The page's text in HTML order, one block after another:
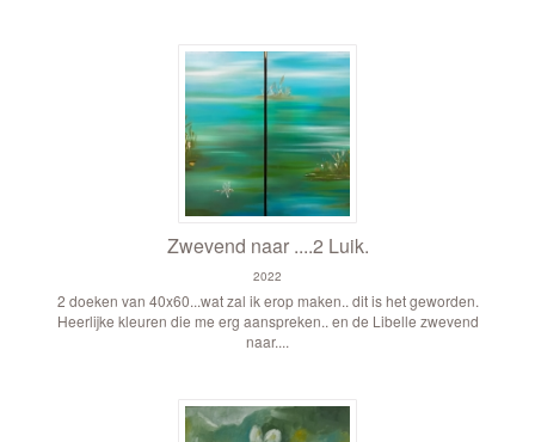
Zwevend naar ....2 Luik.
2022
2 doeken van 40x60...wat zal ik erop maken.. dit is het geworden.
Heerlijke kleuren die me erg aanspreken.. en de Libelle zwevend
naar....